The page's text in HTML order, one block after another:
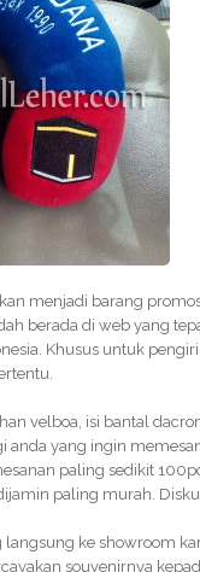
menjadi barang
berada di web yang
Khusus untuk
velboa, isi bantal
anda yang ingin
paling sedikit
paling murah.
ke showroom
souvenirnya